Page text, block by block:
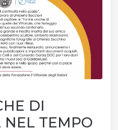
DI
TEMPO